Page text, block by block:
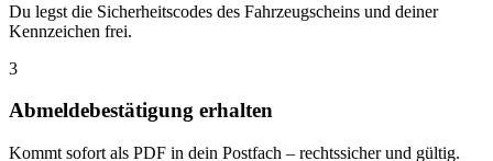
Du legst die Sicherheitscodes des Fahrzeugscheins und deiner
Kennzeichen frei.
3
Abmeldebestätigung erhalten
Kommt sofort als PDF in dein Postfach – rechtssicher und gültig.